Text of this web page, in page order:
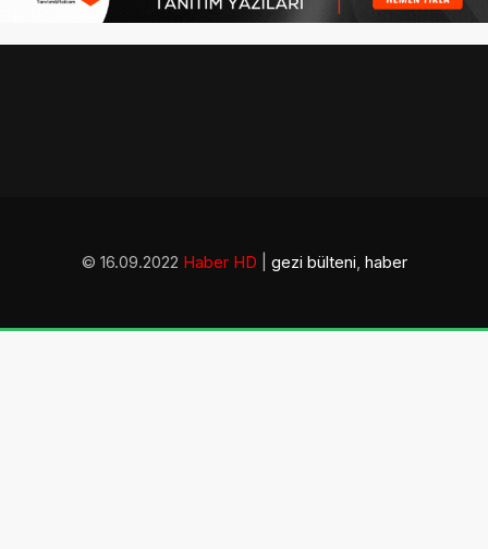
© 16.09.2022 Haber HD gezi bülteni, haber